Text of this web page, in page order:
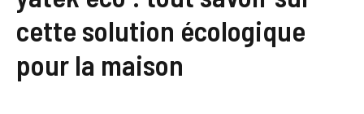
cette solution écologique
pour la maison